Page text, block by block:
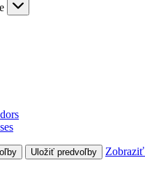
Uložiť predvoľby